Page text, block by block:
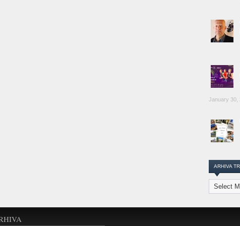
January 30,
ARHIVA
Arhiva